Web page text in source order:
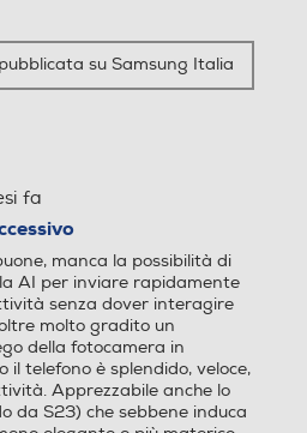
personalizzati
la giornata dal
Energetico
e visualizzando
un’agenda fitta di
riepiloga gli eventi
sera con dati e
della giornata
con una panoramica
Vibrazione
As
Altre funzioni
su Samsung Italia
fa
manca la possibilità di
AI per inviare rapidamente
senza dover interagire
molto gradito un
della fotocamera in
il telefono è splendido, veloce,
Apprezzabile anche lo
da S23) che sebbene induca